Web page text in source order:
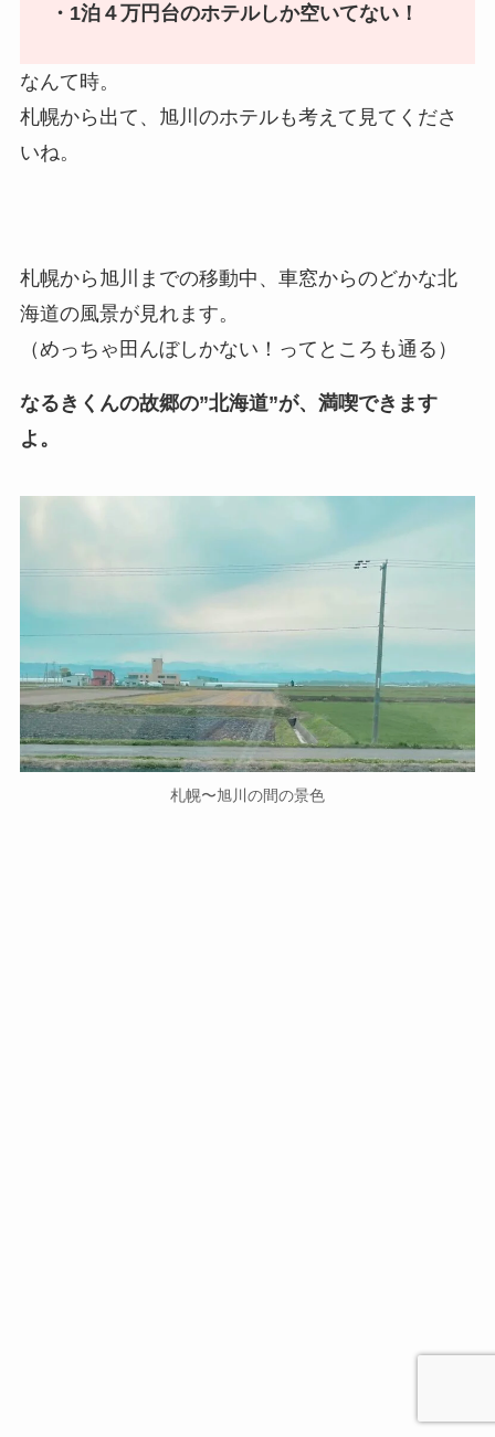
・1泊４万円台のホテルしか空いてない！
なんて時。
札幌から出て、旭川のホテルも考えて見てくださ
いね。
札幌から旭川までの移動中、車窓からのどかな北
海道の風景が見れます。
（めっちゃ田んぼしかない！ってところも通る）
なるきくんの故郷の”北海道”が、満喫できます
よ。
札幌〜旭川の間の景色